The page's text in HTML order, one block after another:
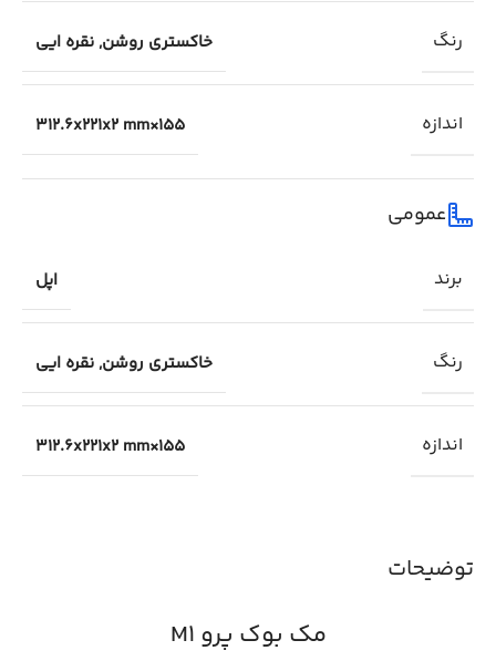
توضیحات
مک بوک پرو M1
رنگ خاکستری روشن,نقره ایی
اندازه 155×312.6x221x2 mm
عمومی
برند اپل
رنگ خاکستری روشن,نقره ایی
اندازه 155×312.6x221x2 mm